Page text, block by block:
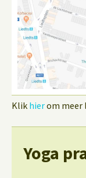
Klik hierom meer
Yoga